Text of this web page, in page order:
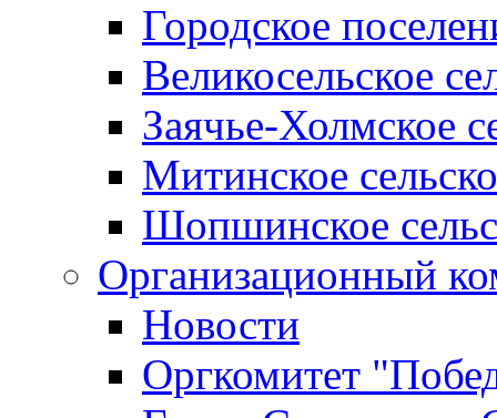
Городское
Великосельское
Заячье-Холмское
Митинское
Шопшинское
Организационный
Новости
Оргкомитет